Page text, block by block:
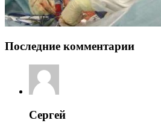
Последние комментарии
Сергей